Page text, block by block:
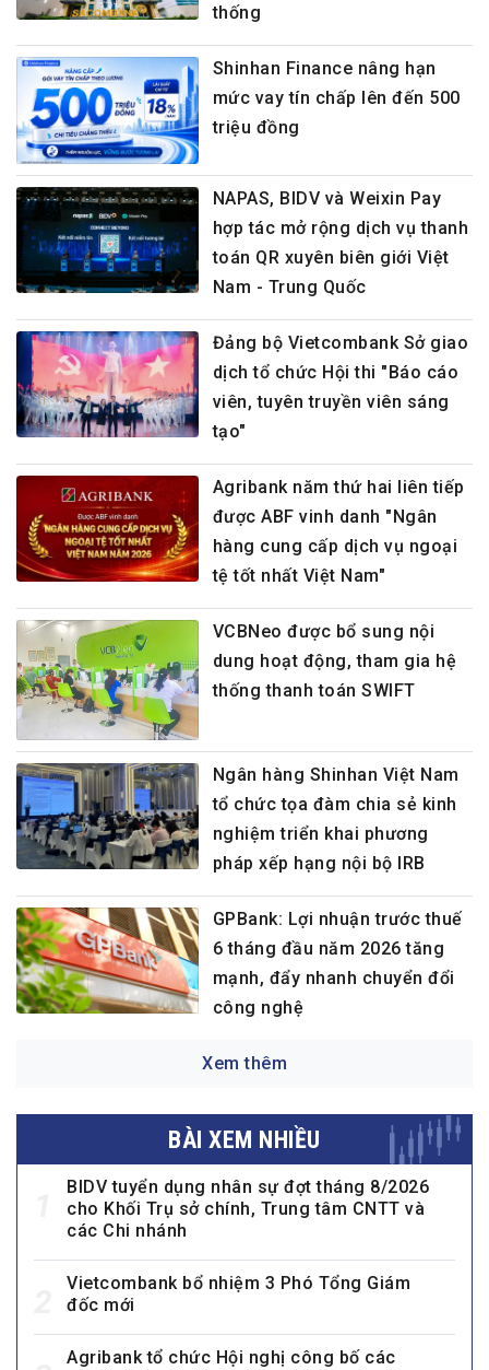
thống
Shinhan Finance nâng hạn
mức vay tín chấp lên đến 500
triệu đồng
NAPAS, BIDV và Weixin Pay
hợp tác mở rộng dịch vụ thanh
toán QR xuyên biên giới Việt
Nam - Trung Quốc
Đảng bộ Vietcombank Sở giao
dịch tổ chức Hội thi "Báo cáo
viên, tuyên truyền viên sáng
tạo"
Agribank năm thứ hai liên tiếp
được ABF vinh danh "Ngân
hàng cung cấp dịch vụ ngoại
tệ tốt nhất Việt Nam"
VCBNeo được bổ sung nội
dung hoạt động, tham gia hệ
thống thanh toán SWIFT
Ngân hàng Shinhan Việt Nam
tổ chức tọa đàm chia sẻ kinh
nghiệm triển khai phương
pháp xếp hạng nội bộ IRB
GPBank: Lợi nhuận trước thuế
6 tháng đầu năm 2026 tăng
mạnh, đẩy nhanh chuyển đổi
công nghệ
Xem thêm
BÀI XEM NHIỀU
BIDV tuyển dụng nhân sự đợt tháng 8/2026
cho Khối Trụ sở chính, Trung tâm CNTT và
các Chi nhánh
Vietcombank bổ nhiệm 3 Phó Tổng Giám
đốc mới
Agribank tổ chức Hội nghị công bố các